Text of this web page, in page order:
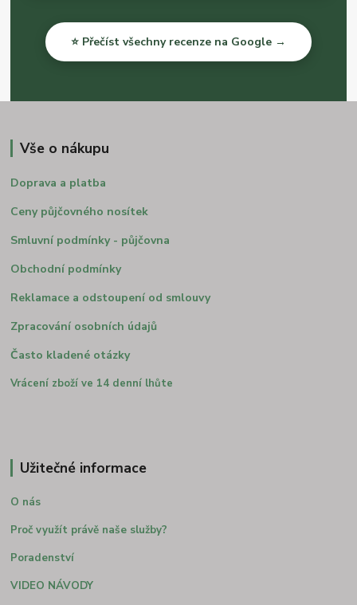
⭐ Přečíst všechny recenze na Google →
Vše o nákupu
Doprava a platba
Ceny půjčovného nosítek
Smluvní podmínky - půjčovna
Obchodní podmínky
Reklamace a odstoupení od smlouvy
Zpracování osobních údajů
Často kladené otázky
Vrácení zboží ve 14 denní lhůte
Užitečné informace
O nás
Proč využít právě naše služby?
Poradenství
VIDEO NÁVODY